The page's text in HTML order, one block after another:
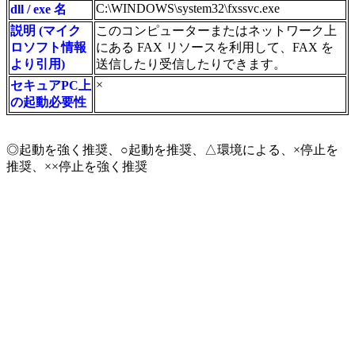
dll / exe 名
C:\WINDOWS\system32\fxssvc.exe
説明 (マイク
ロソフト情報
より引用)
このコンピューターまたはネットワーク上
にある FAX リソースを利用して、FAX を
送信したり受信したりできます。
セキュアPC上
の起動必要性
×
◎起動を強く推奨、○起動を推奨、△環境による、×停止を
推奨、××停止を強く推奨